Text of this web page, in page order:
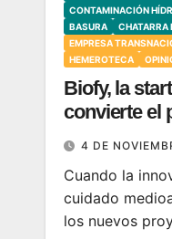
CONTAMINACIÓN
BASURA
CHATARRA
EMPRESA
HEMEROTECA
Biofy, la
convierte el
4 DE
Cuando la
cuidado
los nuevos